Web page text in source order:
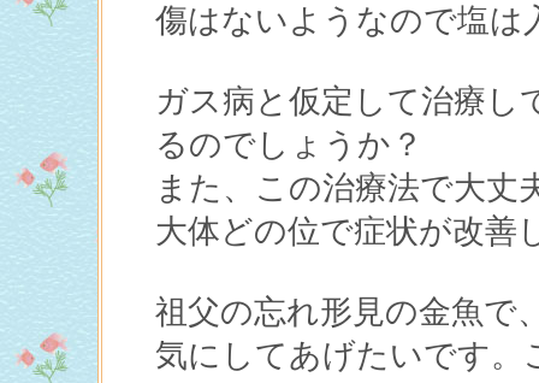
傷はないようなので塩は
ガス病と仮定して治療し
るのでしょうか？
また、この治療法で大丈
大体どの位で症状が改善
祖父の忘れ形見の金魚で
気にしてあげたいです。